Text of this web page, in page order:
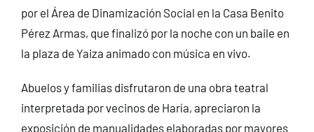
por el Área de Dinamización Social en la Casa Benito
Pérez Armas, que finalizó por la noche con un baile en
la plaza de Yaiza animado con música en vivo.
Abuelos y familias disfrutaron de una obra teatral
interpretada por vecinos de Haría, apreciaron la
exposición de manualidades elaboradas por mayores